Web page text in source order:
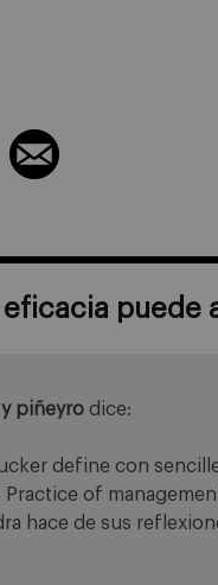
eficacia puede
piñeyro dice:
define con
of
hace de sus